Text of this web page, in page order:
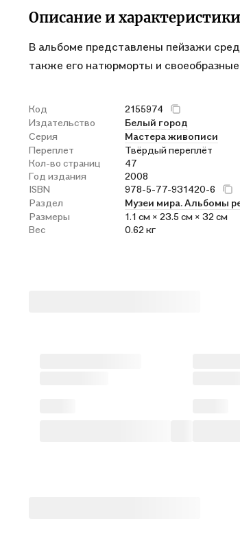
Описание и характеристики
В альбоме представлены пейзажи
также его натюрморты и
Код
2155974
Издательство
Белый город
Серия
Мастера живописи
Переплет
Твёрдый переплёт
Кол-во страниц
47
Год издания
2008
ISBN
978-5-77-931420-6
Раздел
Музеи мира. Альбомы
Размеры
1.1 см × 23.5 см × 32 см
Вес
0.62 кг